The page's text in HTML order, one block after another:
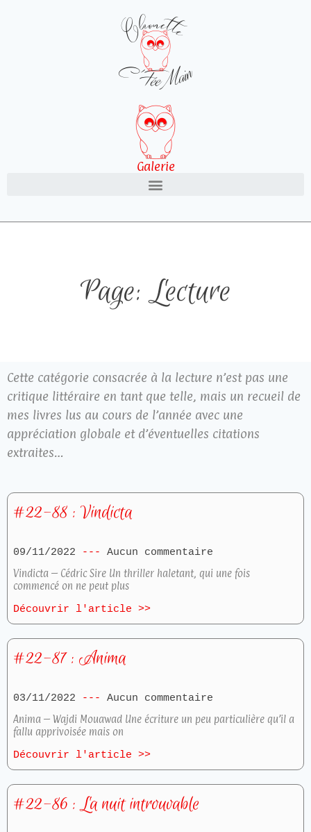
Galerie
Page: Lecture
Cette catégorie consacrée à la lecture n’est pas une
critique littéraire en tant que telle, mais un recueil de
mes livres lus au cours de l’année avec une
appréciation globale et d’éventuelles citations
extraites…
#22-88 : Vindicta
09/11/2022
Aucun commentaire
Vindicta – Cédric Sire Un thriller haletant, qui une fois
commencé on ne peut plus
Découvrir l'article >>
#22-87 : Anima
03/11/2022
Aucun commentaire
Anima – Wajdi Mouawad Une écriture un peu particulière qu’il a
fallu apprivoisée mais on
Découvrir l'article >>
#22-86 : La nuit introuvable